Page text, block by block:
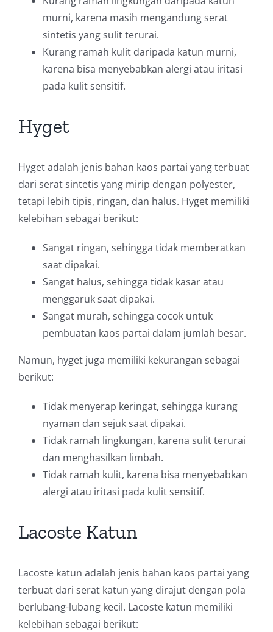
murni, karena masih mengandung serat
sintetis yang sulit terurai.
Kurang ramah kulit daripada katun murni,
karena bisa menyebabkan alergi atau iritasi
pada kulit sensitif.
Hyget
Hyget adalah jenis bahan kaos partai yang terbuat
dari serat sintetis yang mirip dengan polyester,
tetapi lebih tipis, ringan, dan halus. Hyget memiliki
kelebihan sebagai berikut:
Sangat ringan, sehingga tidak memberatkan
saat dipakai.
Sangat halus, sehingga tidak kasar atau
menggaruk saat dipakai.
Sangat murah, sehingga cocok untuk
pembuatan kaos partai dalam jumlah besar.
Namun, hyget juga memiliki kekurangan sebagai
berikut:
Tidak menyerap keringat, sehingga kurang
nyaman dan sejuk saat dipakai.
Tidak ramah lingkungan, karena sulit terurai
dan menghasilkan limbah.
Tidak ramah kulit, karena bisa menyebabkan
alergi atau iritasi pada kulit sensitif.
Lacoste Katun
Lacoste katun adalah jenis bahan kaos partai yang
terbuat dari serat katun yang dirajut dengan pola
berlubang-lubang kecil. Lacoste katun memiliki
kelebihan sebagai berikut: